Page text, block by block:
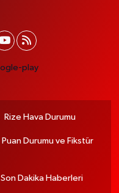
Rize Hava Durumu
Puan Durumu ve Fikstür
Son Dakika Haberleri